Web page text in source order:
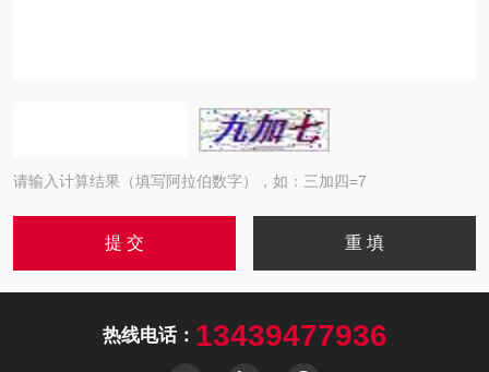
请输入计算结果（填写阿拉伯数字），如：三加四=7
热线电话： 13439477936